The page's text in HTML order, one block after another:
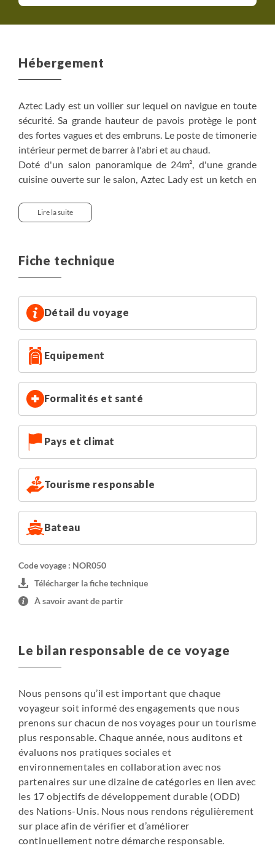
Hébergement
Aztec Lady est un voilier sur lequel on navigue en toute
sécurité. Sa grande hauteur de pavois protège le pont
des fortes vagues et des embruns. Le poste de timonerie
intérieur permet de barrer à l'abri et au chaud.
Doté d'un salon panoramique de 24m², d'une grande
cuisine ouverte sur le salon, Aztec Lady est un ketch en
circulaire bien protégé assure aux novices comme aux
aguerris, de vivre en toute sécurité cette belle
Aztec Lady dispose de 14 couchages répartis de la
lits superposés). La literie est fournie.
Le bateau est aussi équipé de 3 cabinets de toilette. Eau
chaude pour les douches quotidiennes. Courant 220V
dans chaque cabine.
Belle bibliothèque, tout est prévu pour le confort et le
plaisir.
Aztec Lady dispose d'un réduit pour faire sécher vos
chaussures et stocker vos skis en toute facilité.
NB : capacité maximum de 8 clients à bord.
Lire la suite
Fiche technique
Détail du voyage
Equipement
Formalités et santé
Pays et climat
Tourisme responsable
Bateau
Code voyage : NOR050
Télécharger la fiche technique
À savoir avant de partir
Le bilan responsable de ce voyage
Nous pensons qu’il est important que chaque
voyageur soit informé des engagements que nous
prenons sur chacun de nos voyages pour un tourisme
plus responsable. Chaque année, nous auditons et
évaluons nos pratiques sociales et
environnementales en collaboration avec nos
partenaires sur une dizaine de catégories en lien avec
les 17 objectifs de développement durable (ODD)
des Nations-Unis. Nous nous rendons régulièrement
sur place afin de vérifier et d’améliorer
continuellement notre démarche responsable.